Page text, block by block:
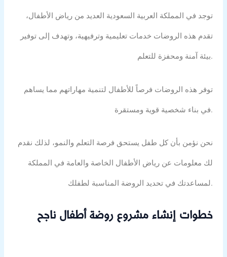
توجد في المملكة العربية السعودية العديد من رياض الأطفال،
تقدم هذه الروضات خدمات تعليمية وترفيهية، وتهدف إلى توفير
بيئة آمنة ومحفزة للتعلم.
توفر هذه الروضات فرصاً للأطفال لتنمية مهاراتهم مما يساهم
في بناء شخصية قوية ومستقرة.
نحن نؤمن بأن كل طفل يستحق فرصة التعلم والنمو، لذلك نقدم
لك معلومات عن رياض الأطفال الخاصة والعامة في المملكة
لمساعدتك في تحديد الروضة المناسبة لطفلك.
خطوات إنشاء مشروع روضة أطفال ناجح